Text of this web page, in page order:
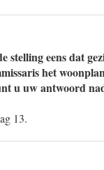
stelling eens dat
het
u uw antwoord
13.